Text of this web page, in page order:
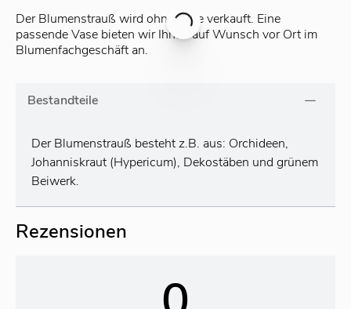
Der Blumenstrauß wird ohne Vase verkauft. Eine
passende Vase bieten wir Ihnen auf Wunsch vor Ort im
Blumenfachgeschäft an.
Bestandteile
Der Blumenstrauß besteht z.B. aus: Orchideen,
Johanniskraut (Hypericum), Dekostäben und grünem
Beiwerk.
Rezensionen